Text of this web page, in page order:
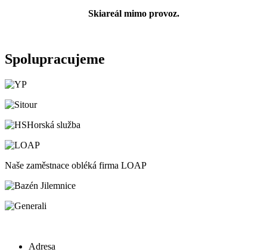
Skiareál mimo provoz.
Spolupracujeme
Horská služba
Naše zaměstnace obléká firma LOAP
Adresa